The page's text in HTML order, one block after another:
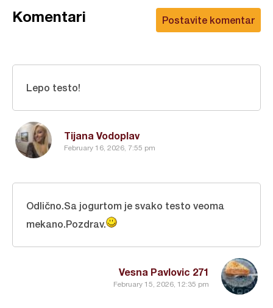
Postavite komentar
Komentari
Tijana Vodoplav
February 16, 2026, 7:55 pm
Lepo testo!
Vesna Pavlovic 271
February 15, 2026, 12:35 pm
Odlično.Sa jogurtom je svako testo veoma
mekano.Pozdrav.